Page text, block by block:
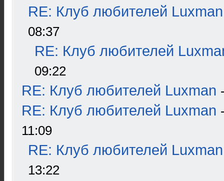
RE: Клуб любителей Luxman
08:37
RE: Клуб любителей
09:22
RE: Клуб любителей Luxman
RE: Клуб любителей Luxman
11:09
RE: Клуб любителей Luxman
13:22